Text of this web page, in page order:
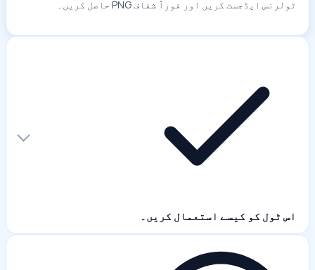
ٹولرنس ایڈجسٹ کریں اور فوراً شفاف PNG حاصل کریں۔
اس ٹول کو کیسے استعمال کریں۔